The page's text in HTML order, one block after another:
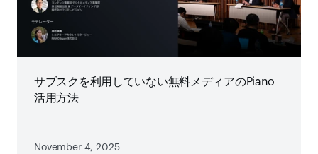
サブスクを利用していない無料メディアのPiano
活用方法
November 4, 2025